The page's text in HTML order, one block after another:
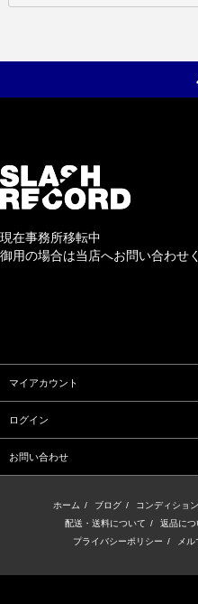
現在事務所移転中
御用の場合は当店へお問い合わせ
マイアカウント
ログイン
お問い合わせ
ホーム / ブログ / コンディショ
配送・送料について / 返品につ
プライバシーポリシー / メル